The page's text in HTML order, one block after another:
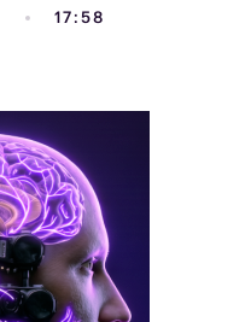
17:58